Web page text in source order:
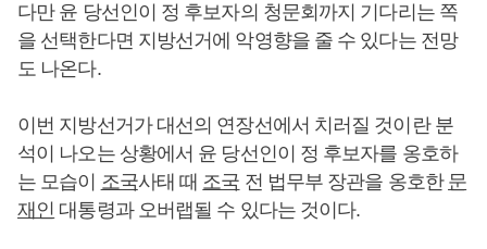
다만 윤 당선인이 정 후보자의 청문회까지 기다리는 쪽
을 선택한다면 지방선거에 악영향을 줄 수 있다는 전망
도 나온다.
이번 지방선거가 대선의 연장선에서 치러질 것이란 분
석이 나오는 상황에서 윤 당선인이 정 후보자를 옹호하
는 모습이 조국사태 때 조국 전 법무부 장관을 옹호한 문
재인 대통령과 오버랩될 수 있다는 것이다.